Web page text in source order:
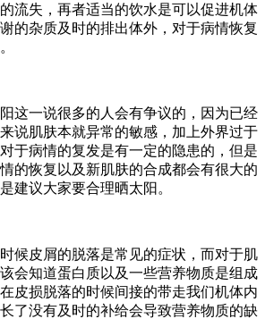
流失，再者适当的饮水是可以促进机体
的杂质及时的排出体外，对于病情恢复
这一说很多的人会有争议的，因为已经
说肌肤本就异常的敏感，加上外界过于
于病情的复发是有一定的隐患的，但是
的恢复以及新肌肤的合成都会有很大的
建议大家要合理晒太阳。
候皮屑的脱落是常见的症状，而对于肌
会知道蛋白质以及一些营养物质是组成
皮损脱落的时候间接的带走我们机体内
了没有及时的补给会导致营养物质的缺